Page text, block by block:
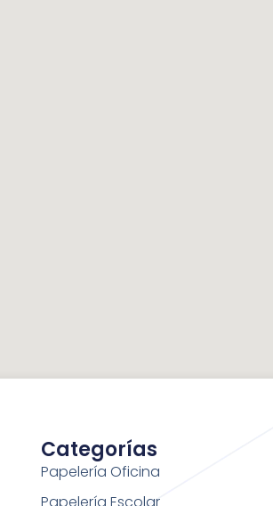
Categorías
Papelería Oficina